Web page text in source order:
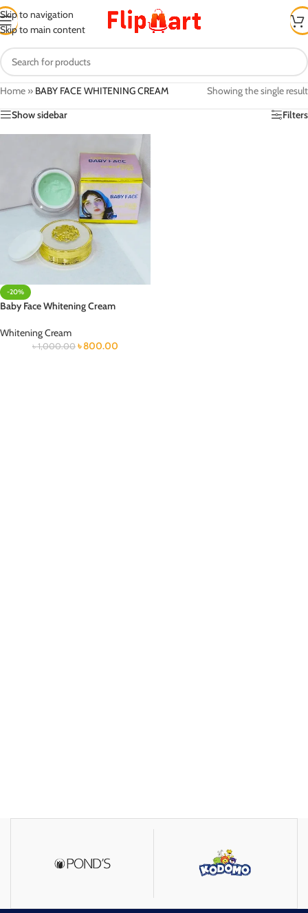
Skip to navigation
Skip to main content
Home » BABY FACE WHITENING CREAM
Showing the single result
Show sidebar
Filters
-20%
Baby Face Whitening Cream
Whitening Cream
৳1,000.00 ৳800.00